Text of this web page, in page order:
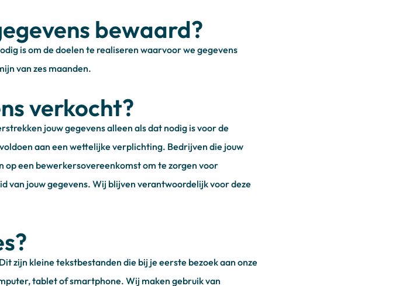
bewaard?
is om de doelen te realiseren waarvoor we gegevens
van zes maanden.
verkocht?
jouw gegevens alleen als dat nodig is voor de
aan een wettelijke verplichting. Bedrijven die jouw
op een bewerkersovereenkomst om te zorgen voor
van jouw gegevens. Wij blijven verantwoordelijk voor deze
zijn kleine tekstbestanden die bij je eerste bezoek aan onze
tablet of smartphone. Wij maken gebruik van